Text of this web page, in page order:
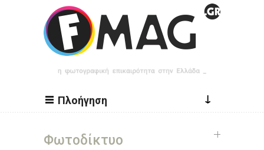
Παράκαμψη προς το κυρίως περιεχόμενο
Πλοήγηση ↓
Φωτοδίκτυο